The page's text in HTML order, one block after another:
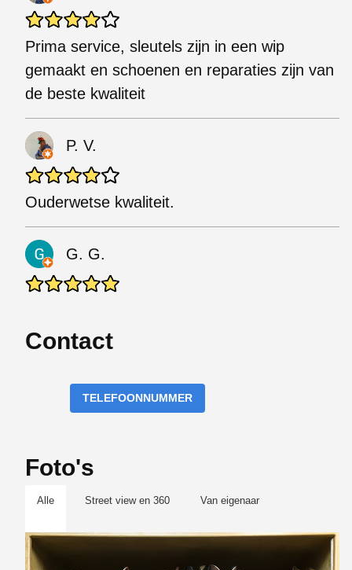
Prima service, sleutels zijn in een wip
gemaakt en schoenen en reparaties zijn van
de beste kwaliteit
P. V.
Ouderwetse kwaliteit.
G. G.
Contact
TELEFOONNUMMER
Foto's
Alle Street view en 360 Van eigenaar